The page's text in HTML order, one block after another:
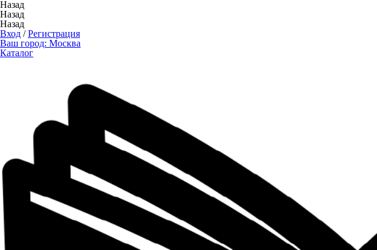
Назад
Назад
Назад
Вход /Регистрация
Ваш город: Москва
Каталог